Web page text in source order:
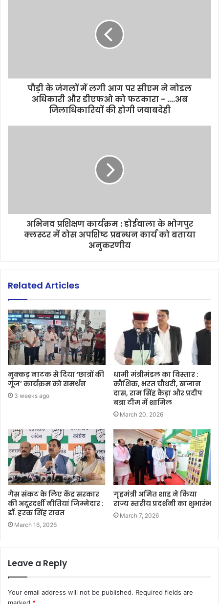
पौड़ी के जंगलों में लगी आग पर सीएम ने नोडल
अधिकारी और डीएफओ को फटकारा - ....अब
जिलाधिकारियों की होगी जवाबदेही
अभिनव प्रशिक्षण कार्यक्रम : डोईवाला के भोगपुर
क्लस्टर में ठोस अपशिष्ट प्रबन्धन कार्य को बताया
अनुकरणीय
Related Articles
नुक्कड़ नाटक से दिया ‘छात्रों की
गूंज’ कार्यक्रम को समर्थन
3 weeks ago
धामी मंत्रीमंडल का विस्तार :
कौशिक, भरत चौधरी, खजान
दास, राम सिंह कैड़ा और प्रदीप
बत्रा टीम में शामिल
March 20, 2026
गैस संकट के लिए केंद्र सरकार
की अदूरदर्शी नीतियां जिम्मेदार :
डॉ. हरक सिंह रावत
March 16, 2026
गृहमंत्री अमित शाह ने किया
राज्य स्तरीय प्रदर्शनी का शुभारंभ
March 7, 2026
Leave a Reply
Your email address will not be published. Required fields are
marked *